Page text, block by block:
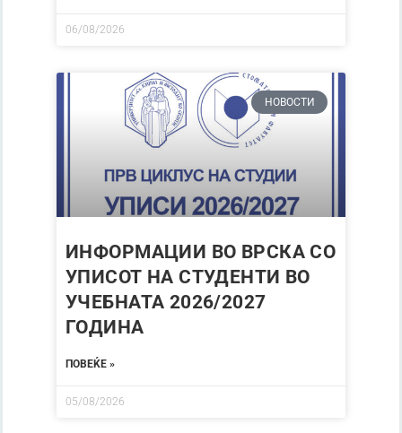
06/08/2026
НОВОСТИ
ИНФОРМАЦИИ ВО ВРСКА СО
УПИСОТ НА СТУДЕНТИ ВО
УЧЕБНАТА 2026/2027
ГОДИНА
ПОВЕЌЕ »
05/08/2026